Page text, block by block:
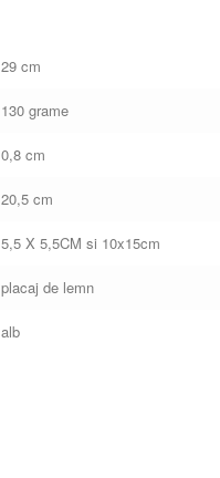
29 cm
130 grame
0,8 cm
20,5 cm
5,5 X 5,5CM si 10x15cm
placaj de lemn
alb